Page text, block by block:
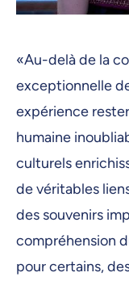
«Au-delà de la
exceptionnelle
expérience
humaine
culturels
de véritables
des souvenirs
compréhension
pour certains,